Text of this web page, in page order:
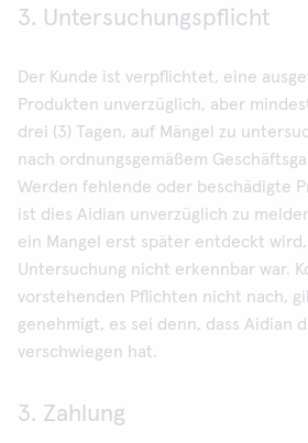
3. Untersuchungspflicht
Der Kunde ist verpflichtet, eine
Produkten unverzüglich, aber
drei (3) Tagen, auf Mängel zu
nach ordnungsgemäßem
Werden fehlende oder beschädigte
ist dies Aidian unverzüglich zu
ein Mangel erst später entdeckt
Untersuchung nicht erkennbar war.
vorstehenden Pflichten nicht nach,
genehmigt, es sei denn, dass Aidian
verschwiegen hat.
3. Zahlung